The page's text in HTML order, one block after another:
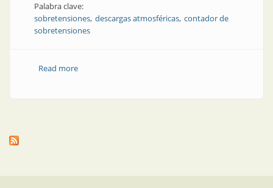
Palabra clave:
sobretensiones descargas atmosféricas contador de
sobretensiones
Read moreabout Producto | ¡A contar sobretensiones!